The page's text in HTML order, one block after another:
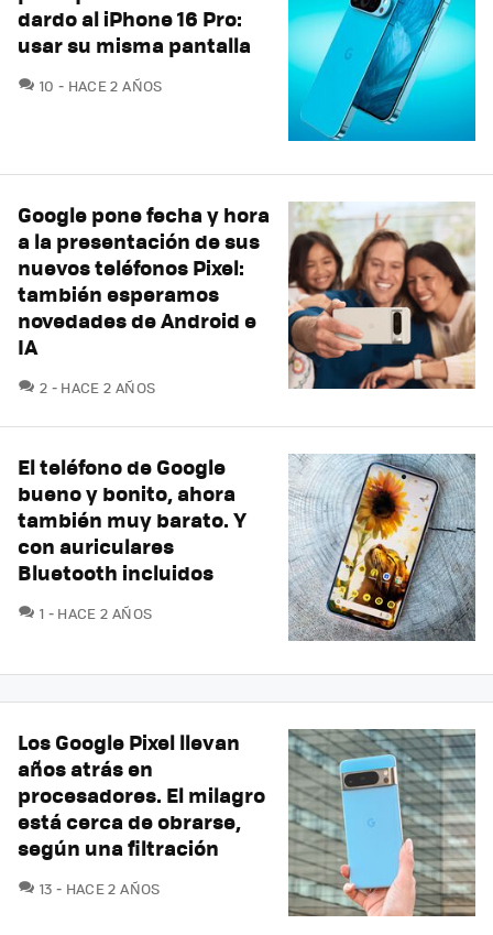
dardo al iPhone 16 Pro:
usar su misma pantalla
10 COMENTARIOS
HACE 2 AÑOS
Google pone fecha y hora
a la presentación de sus
nuevos teléfonos Pixel:
también esperamos
novedades de Android e
IA
2 COMENTARIOS
HACE 2 AÑOS
El teléfono de Google
bueno y bonito, ahora
también muy barato. Y
con auriculares
Bluetooth incluidos
1 COMENTARIOS
HACE 2 AÑOS
Los Google Pixel llevan
años atrás en
procesadores. El milagro
está cerca de obrarse,
según una filtración
13 COMENTARIOS
HACE 2 AÑOS